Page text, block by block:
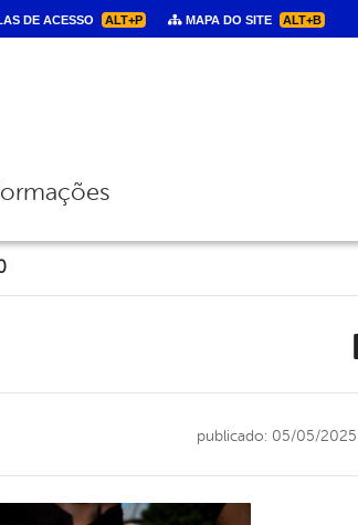
DE ACESSO ALT+P MAPA DO SITE ALT+B
navegação
publicado: 05/05/2025